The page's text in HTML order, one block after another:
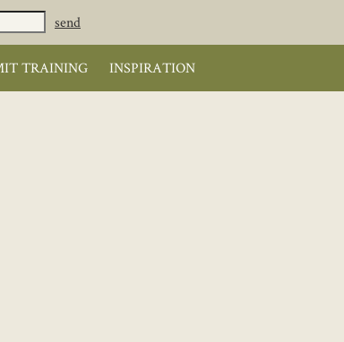
TRAINING INSPIRATION